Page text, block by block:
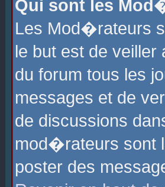
Qui sont les
Les Mod�rateurs
le but est de
du forum tous les
messages et de
de discussions
mod�rateurs sont
poster des